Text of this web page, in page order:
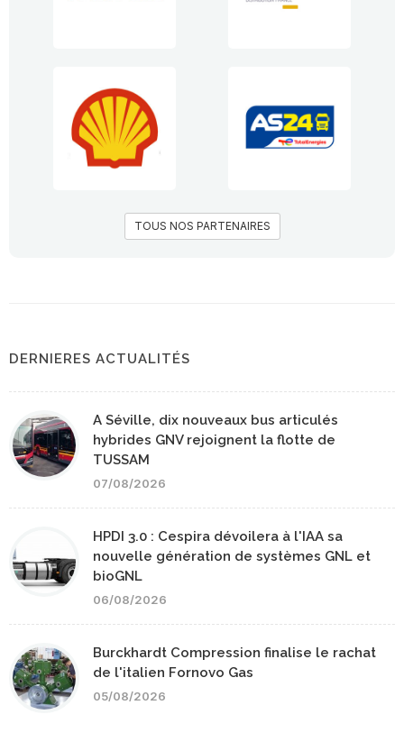
TOUS NOS PARTENAIRES
DERNIERES ACTUALITÉS
A Séville, dix nouveaux bus articulés
hybrides GNV rejoignent la flotte de
TUSSAM
07/08/2026
HPDI 3.0 : Cespira dévoilera à l'IAA sa
nouvelle génération de systèmes GNL et
bioGNL
06/08/2026
Burckhardt Compression finalise le rachat
de l'italien Fornovo Gas
05/08/2026